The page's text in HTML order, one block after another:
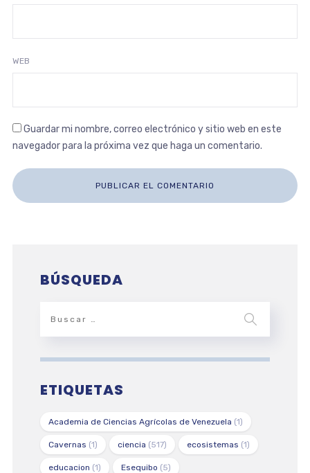
WEB
Guardar mi nombre, correo electrónico y sitio web en este
navegador para la próxima vez que haga un comentario.
BÚSQUEDA
ETIQUETAS
Academia de Ciencias Agrícolas de Venezuela (1)
Cavernas (1) ciencia (517) ecosistemas (1)
educacion (1) Esequibo (5)